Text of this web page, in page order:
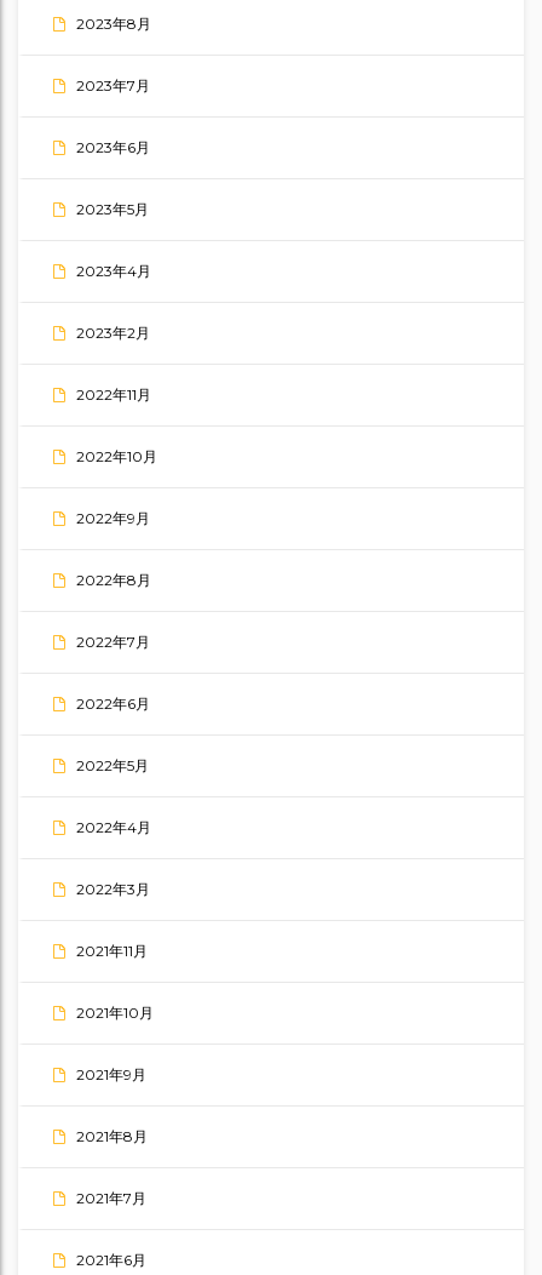
2023年8月
2023年7月
2023年6月
2023年5月
2023年4月
2023年2月
2022年11月
2022年10月
2022年9月
2022年8月
2022年7月
2022年6月
2022年5月
2022年4月
2022年3月
2021年11月
2021年10月
2021年9月
2021年8月
2021年7月
2021年6月